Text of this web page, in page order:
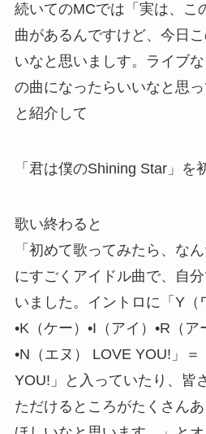
続いてのMCでは「実は、こ
曲があるんですけど、今日
いなと思いましす。ライブ
の曲になったらいいなと思っ
と紹介して
「君は僕のShining Star」を
歌い終わると
「初めて歌ってみたら、な
にすごくアイドル曲で、自
いました。イントロに「Y（
•K（ケー）•I（アイ）•R（ア
•N（エヌ） LOVE YOU!」
YOU!」と入っていたり、皆
ただけるところがたくさん